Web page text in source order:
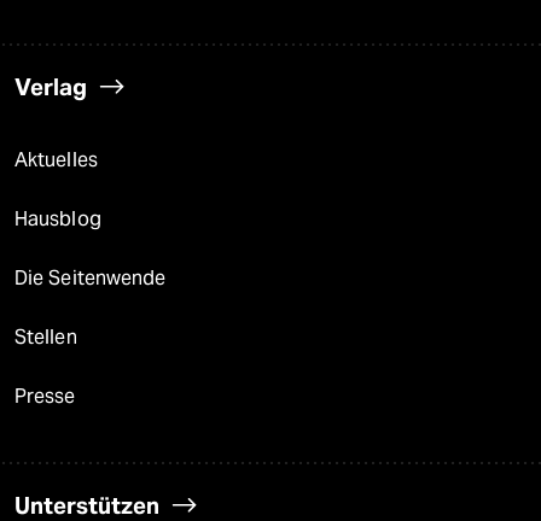
Verlag
Aktuelles
Hausblog
Die Seitenwende
Stellen
Presse
Unterstützen